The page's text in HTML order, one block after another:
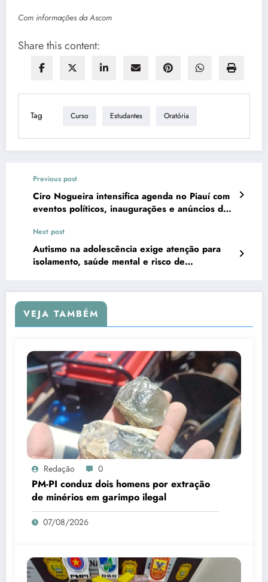
Com informações da Ascom
Share this content:
Tag Curso Estudantes Oratória
Previous post
Ciro Nogueira intensifica agenda no Piauí com
eventos políticos, inaugurações e anúncios de
Next post
Autismo na adolescência exige atenção para
isolamento, saúde mental e risco de
VEJA TAMBÉM
Redação 0
PM-PI conduz dois homens por extração
de minérios em garimpo ilegal
07/08/2026